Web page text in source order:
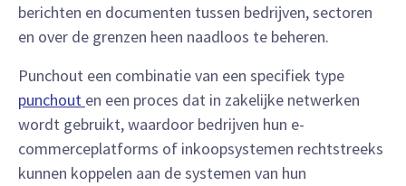
berichten en documenten tussen bedrijven, sectoren
en over de grenzen heen naadloos te beheren.
Punchout een combinatie van een specifiek type
punchout en een proces dat in zakelijke netwerken
wordt gebruikt, waardoor bedrijven hun e-
commerceplatforms of inkoopsystemen rechtstreeks
kunnen koppelen aan de systemen van hun